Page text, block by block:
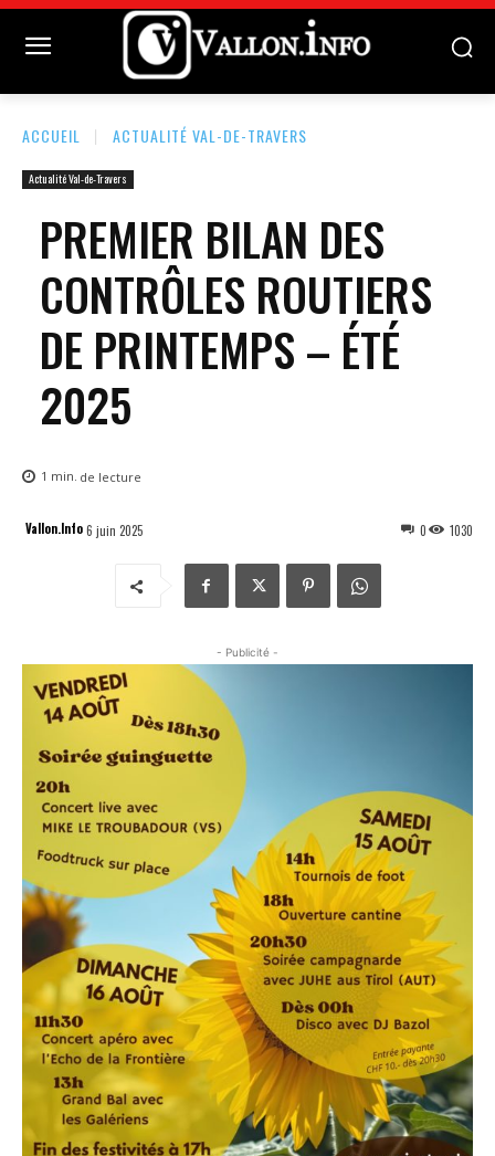
ACCUEIL ACTUALITÉ VAL-DE-TRAVERS
Actualité Val-de-Travers
PREMIER BILAN DES
CONTRÔLES ROUTIERS
DE PRINTEMPS – ÉTÉ
2025
1 min. de lecture
Vallon.Info6 juin 2025 1030
0
- Publicité -